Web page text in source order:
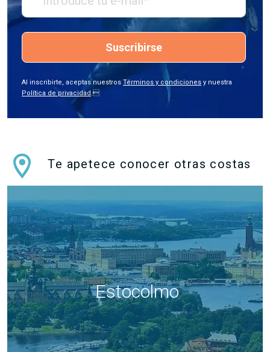
Suscribirse
Al inscribirte, aceptas nuestros Términos y condiciones y nuestra
Política de privacidad .
Te apetece conocer otras costas
Estocolmo